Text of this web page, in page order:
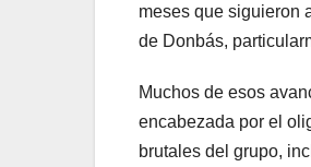
meses que siguieron
de Donbás,
Muchos de esos
encabezada por el
brutales del grupo,